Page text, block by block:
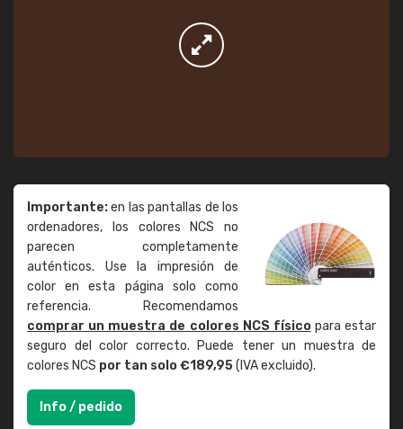
Importante:en las pantallas de los
ordenadores, los colores NCS no
parecen completamente
auténticos. Use la impresión de
color en esta página solo como
referencia. Recomendamos
comprar un muestra de colores NCS físicopara estar
seguro del color correcto. Puede tener un muestra de
colores NCS por tan solo €189,95(IVA excluido).
Info / pedido